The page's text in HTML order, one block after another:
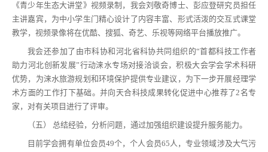
《青少年生态大讲堂》视频录制，我会刘敬奇博士、彭应登研究员担任
主讲嘉宾，为中小学生门精心设计了内容丰富、形式活泼的交互式课堂
教学，视频录像将在优酷、搜狐、奇艺、乐视等网络平台播放推广。
我会还参加了由市科协和河北省科协共同组织的“首都科技工作者
助力河北创新发展”行动涞水专场对接洽谈会，积极大会学会学术科研
优势，为涞水旅游规划和环境保护提供专业建议，为下一步开展经理学
术方面的工作打下基础。并向天合科技成果转化促进中心推荐了2名专
家，对有关项目进行了评审。
（五） 总结经验，分析问题，通过加强组织建设提升服务能力。
目前学会拥有单位会员49个，个人会员65人，专业领域涉及大气污